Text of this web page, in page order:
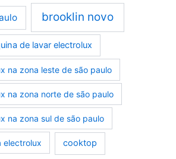
brooklin novo
de lavar electrolux
na zona leste de são paulo
na zona norte de são paulo
na zona sul de são paulo
electrolux cooktop